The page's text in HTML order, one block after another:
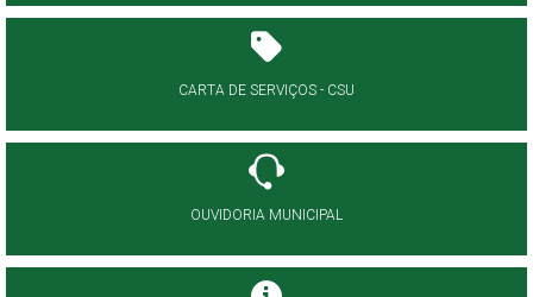
CARTA DE SERVIÇOS - CSU
OUVIDORIA MUNICIPAL